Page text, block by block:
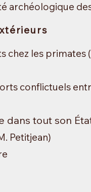
archéologique
chez les primates
conflictuels
dans tout son
Petitjean)